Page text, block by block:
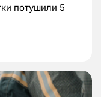
потушили 5